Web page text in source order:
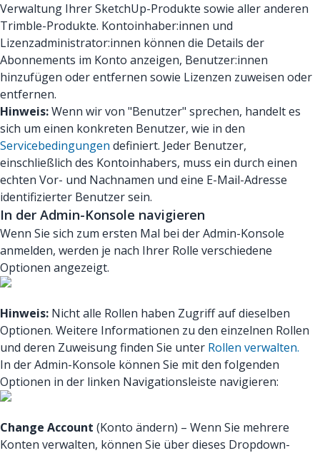
Verwaltung Ihrer SketchUp-Produkte sowie aller anderen
Trimble-Produkte. Kontoinhaber:innen und
Lizenzadministrator:innen können die Details der
Abonnements im Konto anzeigen, Benutzer:innen
hinzufügen oder entfernen sowie Lizenzen zuweisen oder
entfernen.
Hinweis:Wenn wir von "Benutzer" sprechen, handelt es
sich um einen konkreten Benutzer, wie in den
Servicebedingungen definiert. Jeder Benutzer,
einschließlich des Kontoinhabers, muss ein durch einen
echten Vor- und Nachnamen und eine E-Mail-Adresse
identifizierter Benutzer sein.
In der Admin-Konsole navigieren
Wenn Sie sich zum ersten Mal bei der Admin-Konsole
anmelden, werden je nach Ihrer Rolle verschiedene
Optionen angezeigt.
Hinweis: Nicht alle Rollen haben Zugriff auf dieselben
Optionen. Weitere Informationen zu den einzelnen Rollen
und deren Zuweisung finden Sie unter Rollen verwalten.
In der Admin-Konsole können Sie mit den folgenden
Optionen in der linken Navigationsleiste navigieren:
Change Account (Konto ändern) – Wenn Sie mehrere
Konten verwalten, können Sie über dieses Dropdown-